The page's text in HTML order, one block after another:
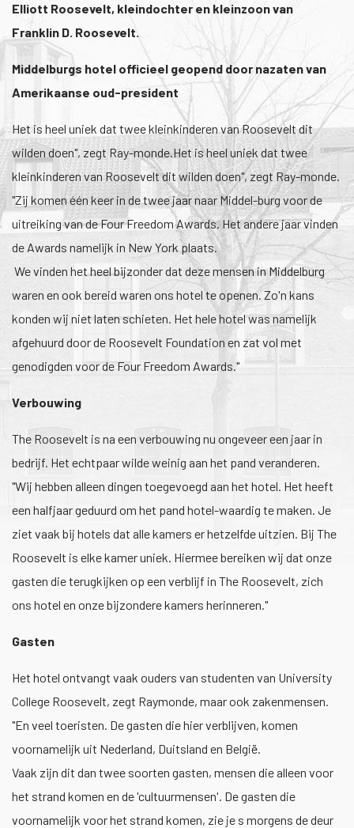
Elliott Roosevelt, kleindochter en kleinzoon van
Franklin D. Roosevelt.
Middelburgs hotel officieel geopend door nazaten van
Amerikaanse oud-president
Het is heel uniek dat twee kleinkinderen van Roosevelt dit
wilden doen", zegt Ray-monde.Het is heel uniek dat twee
kleinkinderen van Roosevelt dit wilden doen", zegt Ray-monde.
"Zij komen één keer in de twee jaar naar Middel-burg voor de
uitreiking van de Four Freedom Awards. Het andere jaar vinden
de Awards namelijk in New York plaats.
We vinden het heel bijzonder dat deze mensen in Middelburg
waren en ook bereid waren ons hotel te openen. Zo'n kans
konden wij niet laten schieten. Het hele hotel was namelijk
afgehuurd door de Roosevelt Foundation en zat vol met
genodigden voor de Four Freedom Awards."
Verbouwing
The Roosevelt is na een verbouwing nu ongeveer een jaar in
bedrijf. Het echtpaar wilde weinig aan het pand veranderen.
"Wij hebben alleen dingen toegevoegd aan het hotel. Het heeft
een halfjaar geduurd om het pand hotel-waardig te maken. Je
ziet vaak bij hotels dat alle kamers er hetzelfde uitzien. Bij The
Roosevelt is elke kamer uniek. Hiermee bereiken wij dat onze
gasten die terugkijken op een verblijf in The Roosevelt, zich
ons hotel en onze bijzondere kamers herinneren."
Gasten
Het hotel ontvangt vaak ouders van studenten van University
College Roosevelt, zegt Raymonde, maar ook zakenmensen.
"En veel toeristen. De gasten die hier verblijven, komen
voornamelijk uit Nederland, Duitsland en België.
Vaak zijn dit dan twee soorten gasten, mensen die alleen voor
het strand komen en de 'cultuurmensen'. De gasten die
voornamelijk voor het strand komen, zie je s morgens de deur